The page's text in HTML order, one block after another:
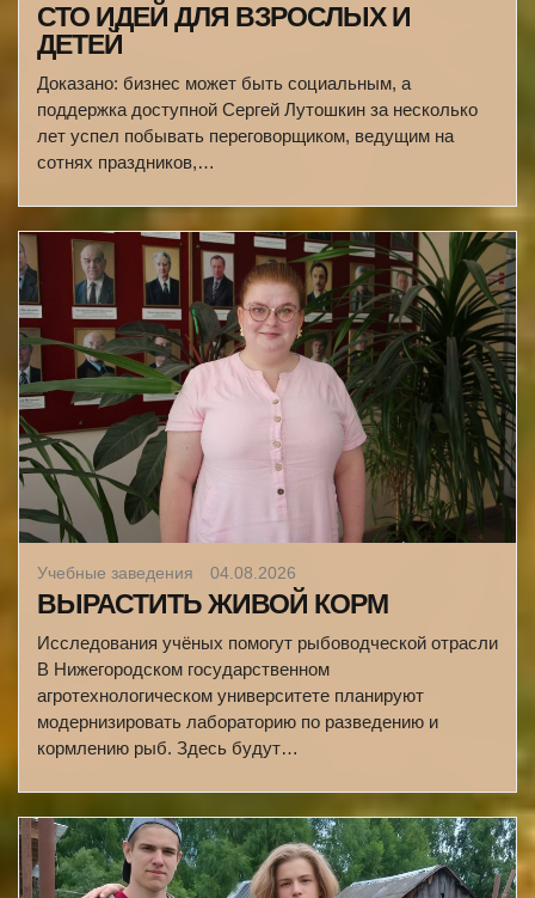
СТО ИДЕЙ ДЛЯ ВЗРОСЛЫХ И
ДЕТЕЙ
Доказано: бизнес может быть социальным, а
поддержка доступной Сергей Лутошкин за несколько
лет успел побывать переговорщиком, ведущим на
сотнях праздников,…
Учебные заведения 04.08.2026
ВЫРАСТИТЬ ЖИВОЙ КОРМ
Исследования учёных помогут рыбоводческой отрасли
В Нижегородском государственном
агротехнологическом университете планируют
модернизировать лабораторию по разведению и
кормлению рыб. Здесь будут…